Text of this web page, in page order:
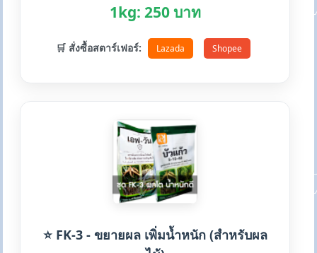
1kg: 250 บาท
🛒 สั่งซื้อสตาร์เฟอร์: Lazada Shopee
⭐ FK-3 - ขยายผล เพิ่มน้ำหนัก (สำหรับผล